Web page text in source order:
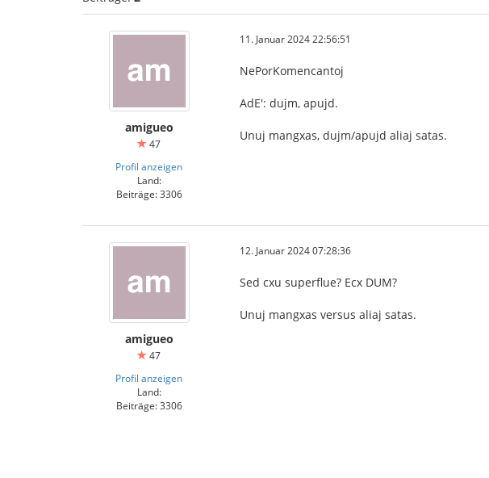
amigueo
47
Profil anzeigen
Land:
Beiträge: 3306
11. Januar 2024 22:56:51
NePorKomencantoj
AdE': dujm, apujd.
Unuj mangxas, dujm/apujd aliaj satas.
amigueo
47
Profil anzeigen
Land:
Beiträge: 3306
12. Januar 2024 07:28:36
Sed cxu superflue? Ecx DUM?
Unuj mangxas versus aliaj satas.